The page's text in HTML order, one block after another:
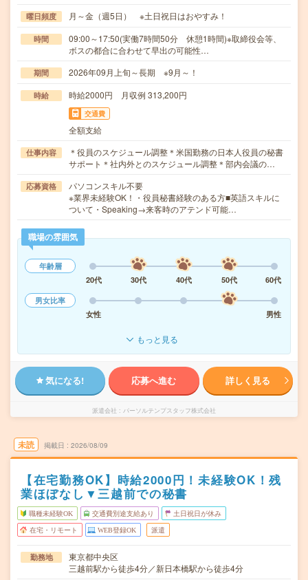
曜日頻度 月～金（週5日） ※土日祝日はおやすみ！
時間
09:00～17:50(実働7時間50分 休憩1時間)※取締役会等、
ボスの都合に合わせて早出の可能性…
期間 2026年09月上旬～長期 ※9月～！
時給 時給2000円 月収例 313,200円
交通費
全額支給
仕事内容
＊役員のスケジュール調整＊米国勤務の日本人役員の秘書
サポート＊社内外とのスケジュール調整＊部内会議の…
応募資格
パソコンスキル不要
※業界未経験OK！・役員秘書経験のある方■英語スキルに
ついて・Speaking→来客時のアテンド可能…
職場の雰囲気
年齢層
20代
30代 40代 50代
60代
男女比率
女性
男性
もっと見る
気になる! 応募へ進む 詳しく見る
派遣会社 パーソルテンプスタッフ株式会社
未読 掲載日 2026/08/09
【在宅勤務OK】時給2000円！未経験OK！残
業ほぼなし▼三越前での秘書
職種未経験OK 交通費別途支給あり 土日祝日が休み
在宅・リモート WEB登録OK 派遣
勤務地
東京都中央区
三越前駅から徒歩4分／新日本橋駅から徒歩4分